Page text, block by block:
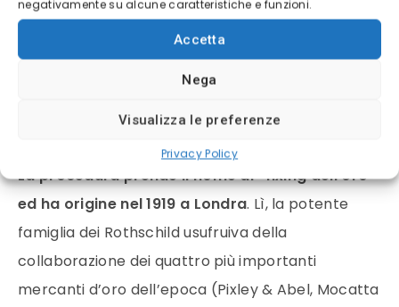
negativamente su alcune caratteristiche e funzioni.
Accetta
Nega
Visualizza le preferenze
Privacy Policy
tutti gli investitori come il bene rifugio su cui
investire in tempi di instabilità economica.
pochi però sono a conoscenza di come si
dell’oro
tale procedura.
La procedura prende il nome di “fixing dell’oro”
ed ha origine nel 1919 a Londra. Lì, la potente
famiglia dei Rothschild usufruiva della
collaborazione dei quattro più importanti
mercanti d’oro dell’epoca (Pixley & Abel, Mocatta